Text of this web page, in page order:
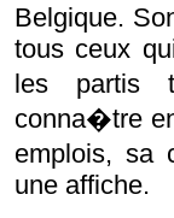
Belgique.
tous ceux
les partis
conna�tre
emplois, sa
une affiche.